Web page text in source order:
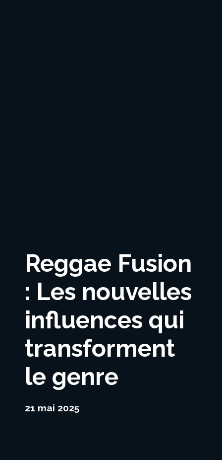
Reggae Fusion
: Les nouvelles
influences qui
transforment
le genre
21 mai 2025